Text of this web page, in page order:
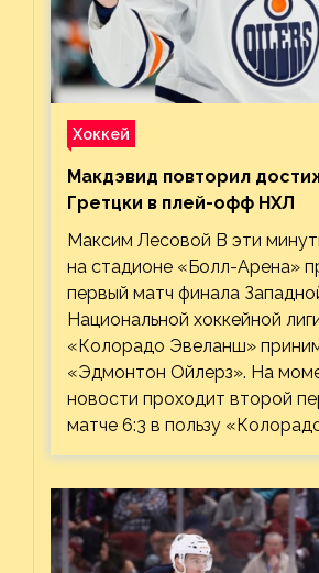
Хоккей
Макдэвид повторил
Гретцки в плей-офф НХЛ
Максим Лесовой В эти
на стадионе «Болл-Арена»
первый матч финала
Национальной хоккейной
«Колорадо Эвеланш»
«Эдмонтон Ойлерз». На
новости проходит второй
матче 6:3 в пользу